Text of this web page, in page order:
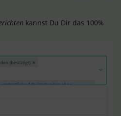
kannst Du Dir das 100%